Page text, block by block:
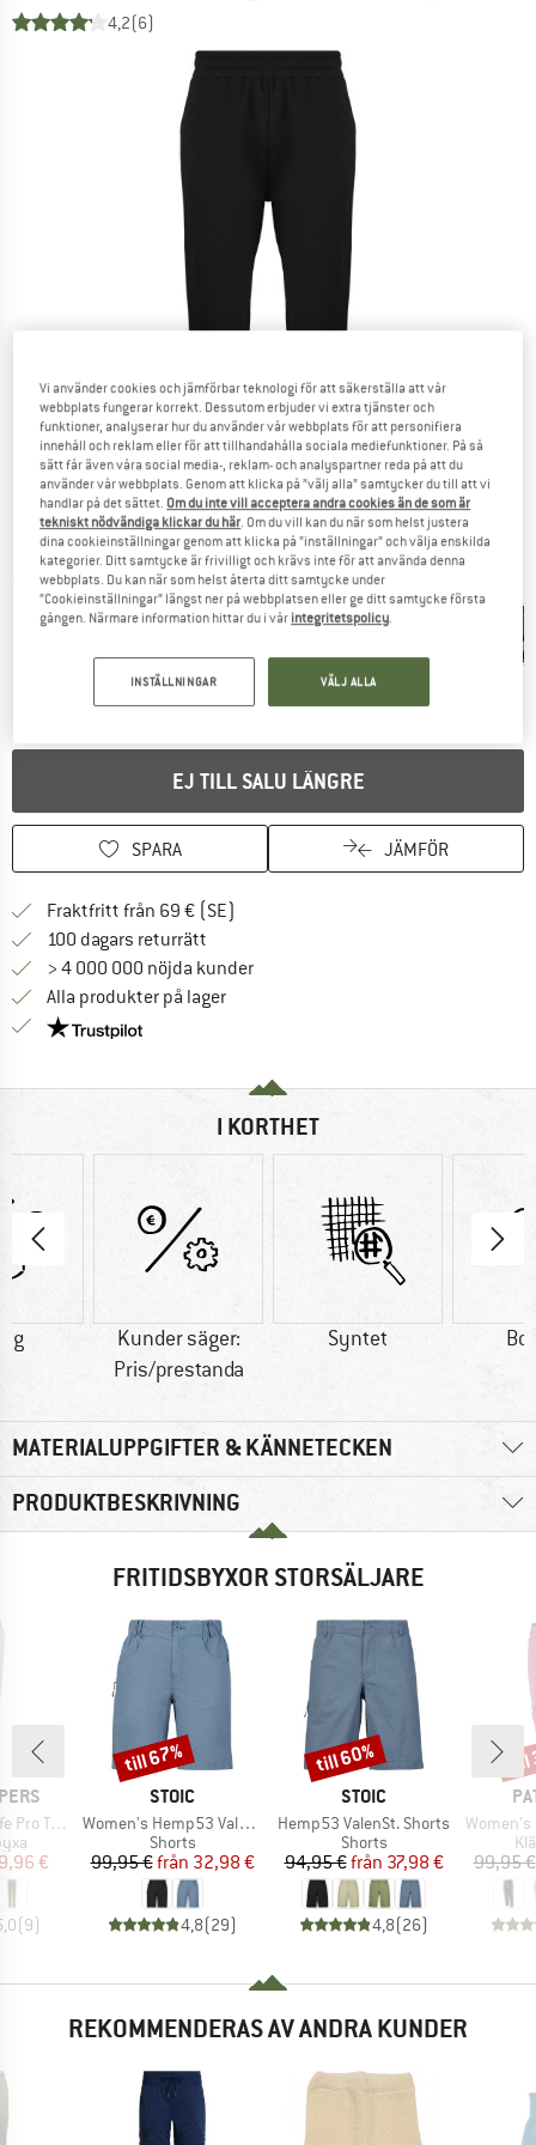
4,2(6)
Detaljbilder
EJ TILL SALU LÄNGRE
SPARA JÄMFÖR
Fraktfritt från 69 € (SE)
100 dagars returrätt
> 4 000 000 nöjda kunder
Alla produkter på lager
Trust Pilot-garanti - hitta all information här!
I KORTHET
g
Kunder säger:
Pris/prestanda
Syntet
MATERIALUPPGIFTER & KÄNNETECKEN
PRODUKTBESKRIVNING
FRITIDSBYXOR STORSÄLJARE
III
pris
€
(9)
VARUMÄRKE
STOIC
Produkter
Women's Hemp53 ValenSt. Shorts
Produktgrupp
Shorts
Pris
99,95 € Reducerat pris
från 32,98 €
4,8(29)
Rabatt
till 67%
VARUMÄRKE
STOIC
Produkter
Hemp53 ValenSt. Shorts
Produktgrupp
Shorts
Pris
94,95 € Reducerat pris
från 37,98 €
4,8(26)
Rabatt
till 60%
Produkter
Women's
99,95 €
REKOMMENDERAS AV ANDRA KUNDER
Vi använder cookies och jämförbar teknologi för att säkerställa att vår
webbplats fungerar korrekt. Dessutom erbjuder vi extra tjänster och
funktioner, analyserar hur du använder vår webbplats för att personifiera
innehåll och reklam eller för att tillhandahålla sociala mediefunktioner. På så
sätt får även våra social media-, reklam- och analyspartner reda på att du
använder vår webbplats. Genom att klicka på ”välj alla” samtycker du till att vi
handlar på det sättet. Om du inte vill acceptera andra cookies än de som är
tekniskt nödvändiga klickar du här. Om du vill kan du när som helst justera
dina cookieinställningar genom att klicka på ”inställningar” och välja enskilda
kategorier. Ditt samtycke är frivilligt och krävs inte för att använda denna
webbplats. Du kan när som helst återta ditt samtycke under
”Cookieinställningar” längst ner på webbplatsen eller ge ditt samtycke första
gången. Närmare information hittar du i vår integritetspolicy.
INSTÄLLNINGAR VÄLJ ALLA